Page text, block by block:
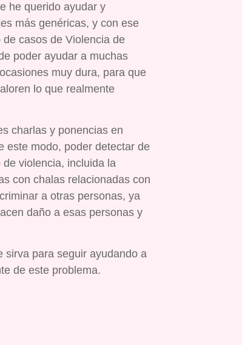
he querido ayudar y
más genéricas, y con ese
casos de Violencia de
poder ayudar a muchas
muy dura, para que
lo que realmente
charlas y ponencias en
este modo, poder detectar de
violencia, incluida la
con chalas relacionadas con
a otras personas, ya
daño a esas personas y
sirva para seguir ayudando a
de este problema.